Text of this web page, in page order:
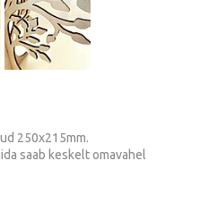
250x215mm.
saab keskelt omavahel